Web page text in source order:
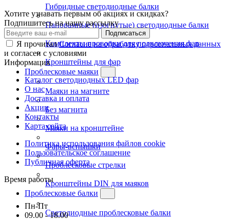
Гибридные светодиодные балки
Панорамные (изогнутые) светодиодные балки
Комплекты проводки для подключения фар
Кронштейны для фар
Проблесковые маяки
Маяки на магните
Без магнита
Маяки на кронштейне
Фары-вспышки
Проблесковые стрелки
Кронштейны DIN для маяков
Проблесковые балки
Светодиодные проблесковые балки
Хотите узнавать первым об акциях и скидках?
Подпишитесь на нашу рассылку
Подписаться
Я прочиталСогласие на обработку персональных данных
и согласен с условиями
Информация
Каталог светодиодных LED фар
О нас
Доставка и оплата
Акции
Контакты
Карта сайта
Политика использования файлов cookie
Пользовательское соглашение
Публичная оферта
Время работы
Пн-Пт
09.00 - 18.00